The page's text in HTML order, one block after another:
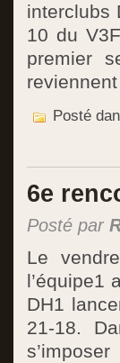
interclubs
10 du
premier
Posté
6e
Posté par
Le
l’équipe1
DH1
21-18.